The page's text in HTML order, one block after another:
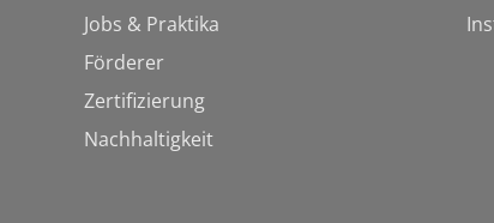
Jobs & Praktika
Förderer
Zertifizierung
Nachhaltigkeit